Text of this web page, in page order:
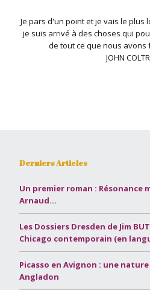
Je pars d'un point et je vais le plus
je suis arrivé à des choses qui
de tout ce que nous
JOHN
Derniers Articles
Un premier roman : Résonance
Arnaud…
Les Dossiers Dresden de Jim
Chicago contemporain (en
Picasso en Avignon : une
Angladon